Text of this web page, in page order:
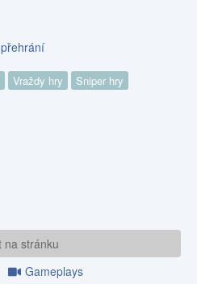
Vraždy hry Sniper hry
na stránku
Gameplays